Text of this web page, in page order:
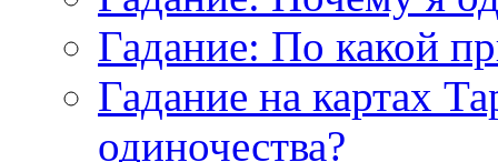
Гадание: По какой
Гадание на картах
одиночества?